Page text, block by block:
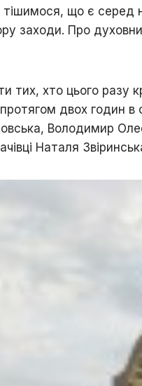
що є серед
заходи. Про
тих, хто цього разу
двох годин
Володимир
Наталя